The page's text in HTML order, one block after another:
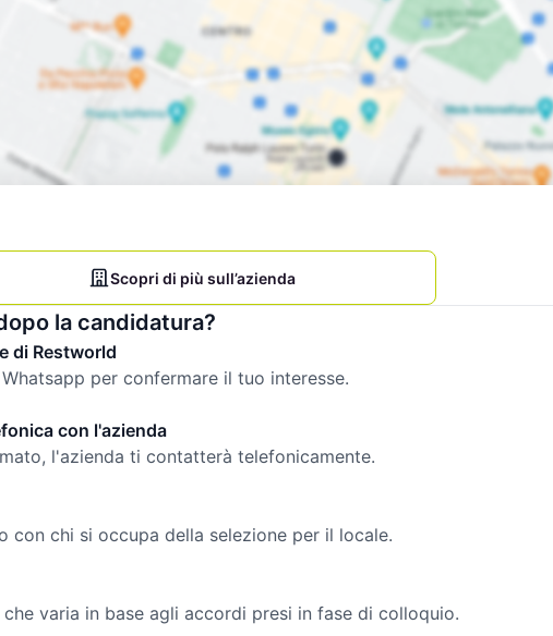
Scopri di più sull’azienda
la candidatura?
di Restworld
per confermare il tuo interesse.
con l'azienda
l'azienda ti contatterà telefonicamente.
con chi si occupa della selezione per il locale.
varia in base agli accordi presi in fase di colloquio.